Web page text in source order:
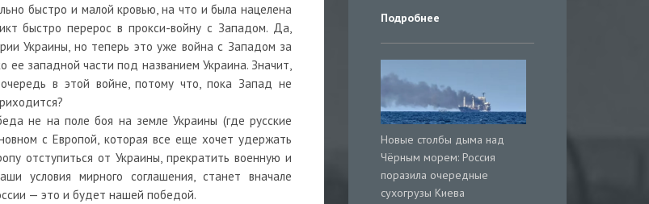
быстро и малой кровью, на что и была нацелена
быстро перерос в прокси-войну с Западом. Да,
Украины, но теперь это уже война с Западом за
ее западной части под названием Украина. Значит,
в этой войне, потому что, пока Запад не
не на поле боя на земле Украины (где русские
с Европой, которая все еще хочет удержать
отступиться от Украины, прекратить военную и
условия мирного соглашения, станет вначале
— это и будет нашей победой.
Подробнее
Новые столбы дыма над
Чёрным морем: Россия
поразила очередные
сухогрузы Киева